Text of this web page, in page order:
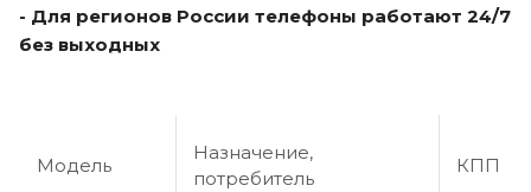
- Для регионов России телефоны работают 24/7
без выходных
Модель
Назначение,
потребитель
КПП